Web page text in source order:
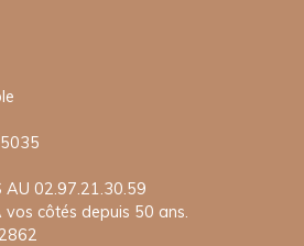
AU 02.97.21.30.59
vos côtés depuis 50 ans.